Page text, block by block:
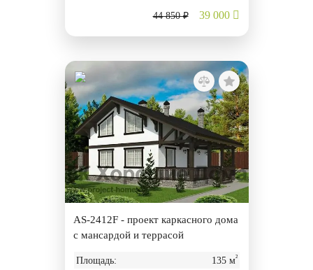
44 850 ₽ 39 000
AS-2412F - проект каркасного дома
с мансардой и террасой
Площадь: 135 м²